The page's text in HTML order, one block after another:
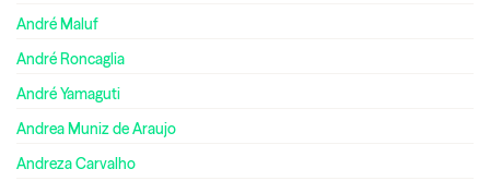
André Maluf
André Roncaglia
André Yamaguti
Andrea Muniz de Araujo
Andreza Carvalho